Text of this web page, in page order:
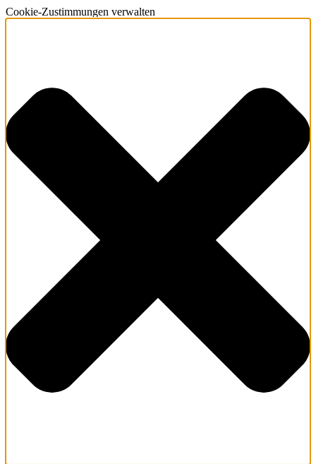
Cookie-Zustimmungen verwalten